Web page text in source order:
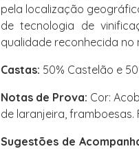
pela localização
de tecnologia de
qualidade reconhecida no
Castas: 50% Castelão e
Notas de Prova: Cor:
de laranjeira, framboesas.
Sugestões de